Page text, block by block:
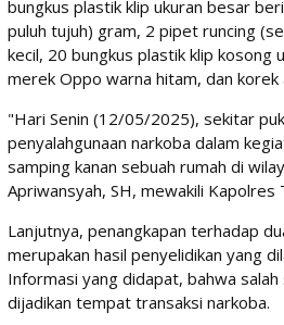
bungkus plastik klip ukuran besar
puluh tujuh) gram, 2 pipet runcing
kecil, 20 bungkus plastik klip kosong
merek Oppo warna hitam, dan korek
"Hari Senin (12/05/2025), sekitar
penyalahgunaan narkoba dalam
samping kanan sebuah rumah di
Apriwansyah, SH, mewakili
Lanjutnya, penangkapan terhadap
merupakan hasil penyelidikan yang
Informasi yang didapat, bahwa
dijadikan tempat transaksi narkoba.